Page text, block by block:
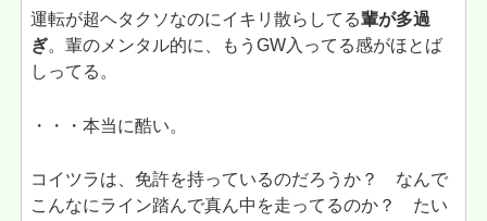
運転が超ヘタクソなのにイキリ散らしてる輩が多過
ぎ。輩のメンタル的に、もうGW入ってる感がほとば
しってる。
・・・本当に酷い。
コイツラは、免許を持っているのだろうか？ なんで
こんなにライン踏んで真ん中を走ってるのか？ たい